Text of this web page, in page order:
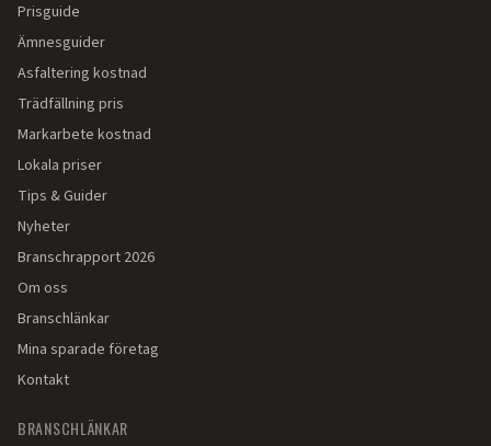
Prisguide
Ämnesguider
Asfaltering kostnad
Trädfällning pris
Markarbete kostnad
Lokala priser
Tips & Guider
Nyheter
Branschrapport 2026
Om oss
Branschlänkar
Mina sparade företag
Kontakt
BRANSCHLÄNKAR